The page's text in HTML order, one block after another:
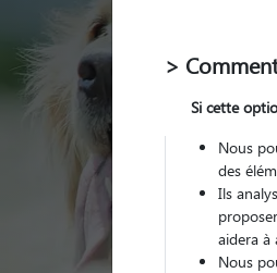
>
Si cette
Nous
des
Ils
aidera à
Nous